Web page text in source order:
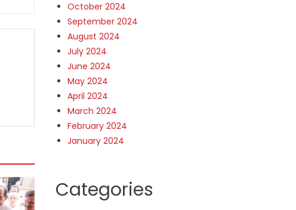
October 2024
September 2024
August 2024
July 2024
June 2024
May 2024
April 2024
March 2024
February 2024
January 2024
Categories